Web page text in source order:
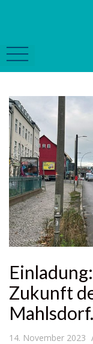
Zukunft
Mahlsdorf.
14. November 2023